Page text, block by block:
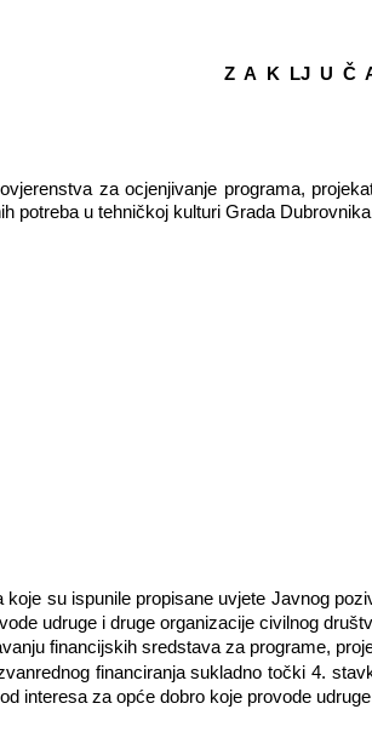
Z A K LJ U Č
za ocjenjivanje programa,
potreba u tehničkoj kulturi Grada
koje su ispunile propisane uvjete Javnog
udruge i druge organizacije civilnog
financijskih sredstava za programe,
financiranja sukladno točki 4.
interesa za opće dobro koje provode